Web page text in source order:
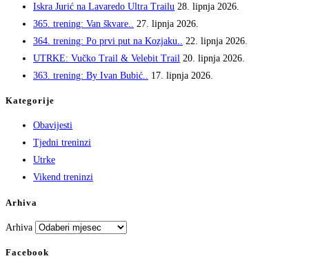
Iskra Jurić na Lavaredo Ultra Trailu 28. lipnja 2026.
365. trening: Van škvare..
27. lipnja 2026.
364. trening: Po prvi put na Kozjaku..
22. lipnja 2026.
UTRKE: Vučko Trail & Velebit Trail 20. lipnja 2026.
363. trening: By Ivan Bubić..
17. lipnja 2026.
Kategorije
Obavijesti
Tjedni treninzi
Utrke
Vikend treninzi
Arhiva
Arhiva
Facebook